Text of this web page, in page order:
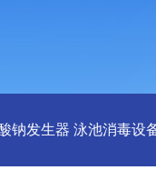
钠发生器 泳池消毒设